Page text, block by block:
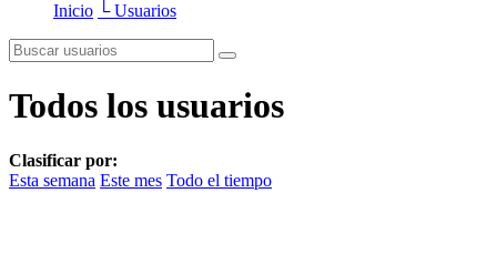
Inicio └ Usuarios
Todos los usuarios
Clasificar por:
Esta semana Este mes Todo el tiempo